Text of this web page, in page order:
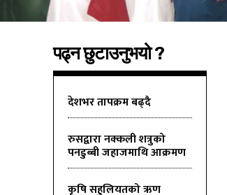
पढ्न छुटाउनुभयो ?
देशभर तापक्रम बढ्दै
रुसद्वारा नक्कली शत्रुको
पनडुब्बी जहाजमाथि आक्रमण
कृषि सहुलियतको ऋण